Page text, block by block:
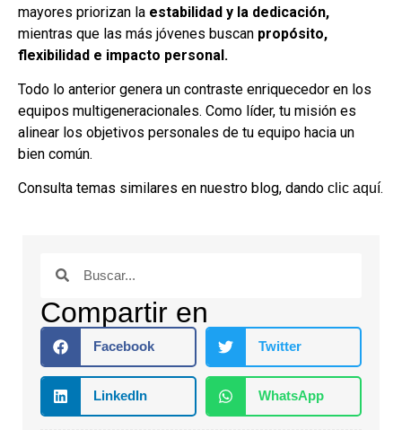
mayores priorizan la estabilidad y la dedicación,
mientras que las más jóvenes buscan propósito,
flexibilidad e impacto personal.
Todo lo anterior genera un contraste enriquecedor en los
equipos multigeneracionales. Como líder, tu misión es
alinear los objetivos personales de tu equipo hacia un
bien común.
Consulta temas similares en nuestro blog, dando clic aquí.
Compartir en
Facebook Twitter
LinkedIn WhatsApp